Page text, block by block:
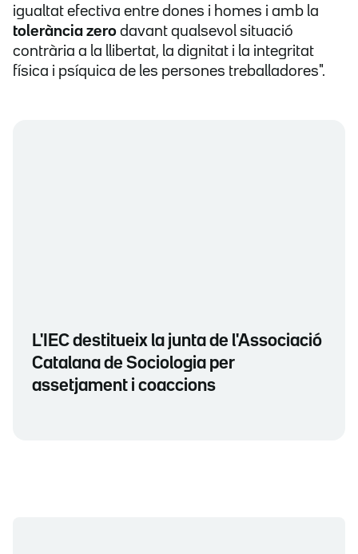
igualtat efectiva entre dones i homes i amb la
tolerància zero davant qualsevol situació
contrària a la llibertat, la dignitat i la integritat
física i psíquica de les persones treballadores".
L'IEC destitueix la junta de l'Associació
Catalana de Sociologia per
assetjament i coaccions